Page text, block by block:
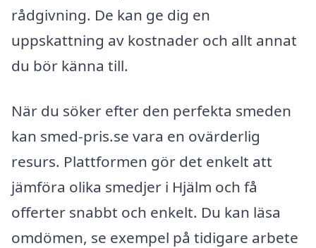
rådgivning. De kan ge dig en
uppskattning av kostnader och allt annat
du bör känna till.
När du söker efter den perfekta smeden
kan smed-pris.se vara en ovärderlig
resurs. Plattformen gör det enkelt att
jämföra olika smedjer i Hjälm och få
offerter snabbt och enkelt. Du kan läsa
omdömen, se exempel på tidigare arbete